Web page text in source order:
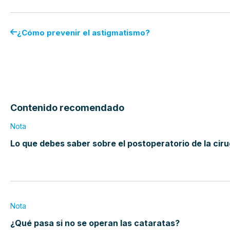
¿Cómo prevenir el astigmatismo?
Contenido recomendado
Nota
Lo que debes saber sobre el postoperatorio de la
Nota
¿Qué pasa si no se operan las cataratas?